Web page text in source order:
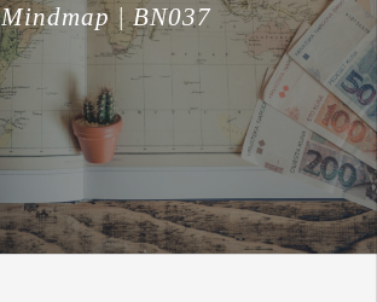
Mindmap | BN037